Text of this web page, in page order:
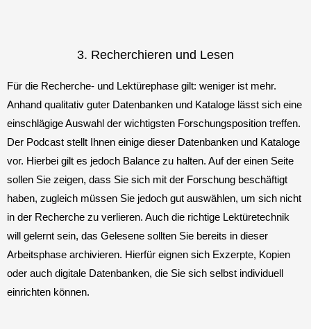
3. Recherchieren und Lesen
Für die Recherche- und Lektürephase gilt: weniger ist mehr.
Anhand qualitativ guter Datenbanken und Kataloge lässt sich eine
einschlägige Auswahl der wichtigsten Forschungsposition treffen.
Der Podcast stellt Ihnen einige dieser Datenbanken und Kataloge
vor. Hierbei gilt es jedoch Balance zu halten. Auf der einen Seite
sollen Sie zeigen, dass Sie sich mit der Forschung beschäftigt
haben, zugleich müssen Sie jedoch gut auswählen, um sich nicht
in der Recherche zu verlieren. Auch die richtige Lektüretechnik
will gelernt sein, das Gelesene sollten Sie bereits in dieser
Arbeitsphase archivieren. Hierfür eignen sich Exzerpte, Kopien
oder auch digitale Datenbanken, die Sie sich selbst individuell
einrichten können.